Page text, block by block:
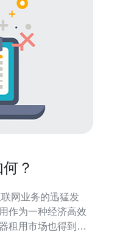
？
作为一种经济高效
租用市场也得到了